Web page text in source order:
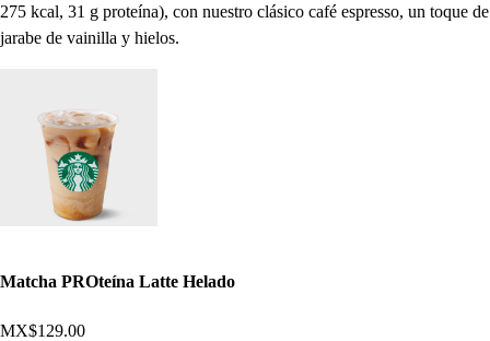
275 kcal, 31 g proteína), con nuestro clásico café espresso, un toque de
jarabe de vainilla y hielos.
Matcha PROteína Latte Helado
MX$129.00